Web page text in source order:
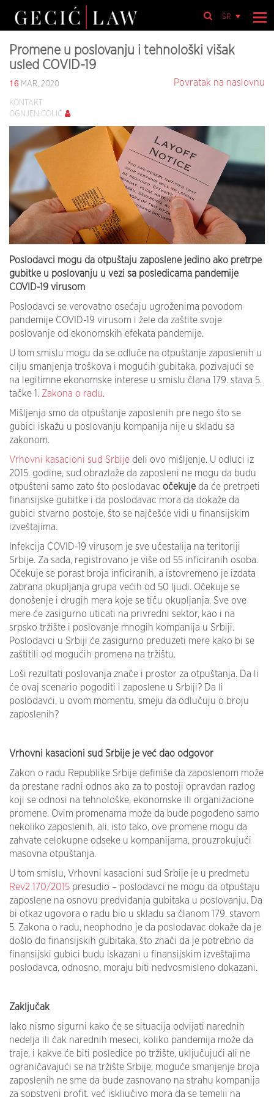
SR
Promene u poslovanju i tehnološki višak
usled COVID-19
16 MAR, 2020 Povratak na naslovnu
KONTAKT
OGNJEN COLIĆ
Poslodavci mogu da otpuštaju zaposlene jedino ako pretrpe
gubitke u poslovanju u vezi sa posledicama pandemije
COVID-19 virusom
Poslodavci se verovatno osećaju ugroženima povodom
pandemije COVID-19 virusom i žele da zaštite svoje
poslovanje od ekonomskih efekata pandemije.
U tom smislu mogu da se odluče na otpuštanje zaposlenih u
cilju smanjenja troškova i mogućih gubitaka, pozivajući se
na legitimne ekonomske interese u smislu člana 179. stava 5.
tačke 1. Zakona o radu.
Mišljenja smo da otpuštanje zaposlenih pre nego što se
gubici iskažu u poslovanju kompanija nije u skladu sa
zakonom.
Vrhovni kasacioni sud Srbije deli ovo mišljenje. U odluci iz
2015. godine, sud obrazlaže da zaposleni ne mogu da budu
otpušteni samo zato što poslodavac očekuje da će pretrpeti
finansijske gubitke i da poslodavac mora da dokaže da
gubici stvarno postoje, što se najčešće vidi u finansijskim
izveštajima.
Infekcija COVID-19 virusom je sve učestalija na teritoriji
Srbije. Za sada, registrovano je više od 55 inficiranih osoba.
Očekuje se porast broja inficiranih, a istovremeno je izdata
zabrana okupljanja grupa većih od 50 ljudi. Očekuje se
donošenje i drugih mera koje se tiču okupljanja. Sve ove
mere će zasigurno uticati na privredni sektor, kao i na
srpsko tržište i poslovanje mnogih kompanija u Srbiji.
Poslodavci u Srbiji će zasigurno preduzeti mere kako bi se
zaštitili od mogućih promena na tržištu.
Loši rezultati poslovanja znače i prostor za otpuštanja. Da li
će ovaj scenario pogoditi i zaposlene u Srbiji? Da li
poslodavci, u ovom momentu, smeju da odlučuju o broju
zaposlenih?
Vrhovni kasacioni sud Srbije je već dao odgovor
Zakon o radu Republike Srbije definiše da zaposlenom može
da prestane radni odnos ako za to postoji opravdan razlog
koji se odnosi na tehnološke, ekonomske ili organizacione
promene. Ovim promenama može da bude pogođeno samo
nekoliko zaposlenih, ali, isto tako, ove promene mogu da
zahvate celokupne odseke u kompanijama, prouzrokujući
masovna otpuštanja.
U tom smislu, Vrhovni kasacioni sud Srbije je u predmetu
Rev2 170/2015 presudio – poslodavci ne mogu da otpuštaju
zaposlene na osnovu predviđanja gubitaka u poslovanju. Da
bi otkaz ugovora o radu bio u skladu sa članom 179. stavom
5. Zakona o radu, neophodno je da poslodavac dokaže da je
došlo do finansijskih gubitaka, što znači da je potrebno da
finansijski gubici budu iskazani u finansijskim izveštajima
poslodavca, odnosno, moraju biti nedvosmisleno dokazani.
Zaključak
Iako nismo sigurni kako će se situacija odvijati narednih
nedelja ili čak narednih meseci, koliko pandemija može da
traje, i kakve će biti posledice po tržište, uključujući ali ne
ograničavajući se na tržište Srbije, moguće smanjenje broja
zaposlenih ne sme da bude zasnovano na strahu kompanija
za sopstveni profit, već isključivo mora da se temelji na